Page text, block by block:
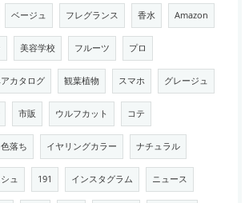
ベージュ フレグランス 香水 Amazon
美容学校 フルーツ プロ
カタログ 観葉植物 スマホ グレージュ
市販 ウルフカット コテ
色落ち イヤリングカラー ナチュラル
ュ 191 インスタグラム ニュース